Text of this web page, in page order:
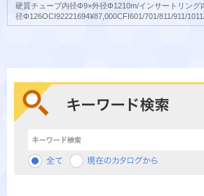
硬質チューブ内径Φ9×外径Φ1210m/インサートリング
径Φ126OCI92221694¥87,000CFI601/701/811/911/1011/
キーワード検索